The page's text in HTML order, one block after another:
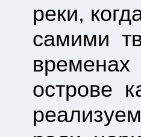
реки,
самими
острове